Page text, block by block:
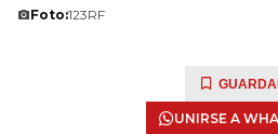
Foto:123RF
UNIRSE A